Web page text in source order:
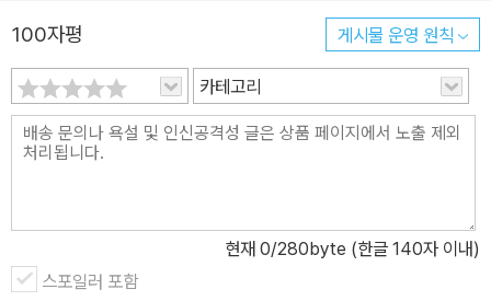
자신의 몸과 중량을 제대로 컨트롤하기 어려워서 부상을 입을 위험이
있기 때문이다. 따라서 본 도서에서는 머신 운동을 시작으로 점차 프
리웨이트 비중을 늘려가는 방식의 운동과 더불어 각 수준에 맞는 운
동 이론과 주의사항도 알려준다. 어느 정도 자신의 몸을 컨트롤 할 수
있고 운동에 대한 지식이 쌓였다면, 후반부에 소개하고 있는 파워 운
동을 해보길 권한다. 파워 운동은 단순히 근육을 키우거나 늘리는 운
최근에는 이와 같이 신체 기능이나 힘을 키우는 운동이 유행하고 있
지만 이와 관련된 운동법에 대한 지식이 많이 부족한 상황이다. 역도
선수 출신인 이 책의 저자가 힘을 기르기 위해 자신이 직접 했었던 훈
100자평 게시물 운영 원칙
카테고리
현재 0/280byte (한글 140자 이내)
스포일러 포함